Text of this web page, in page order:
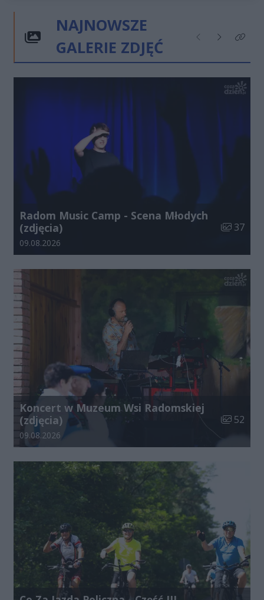
NAJNOWSZE
GALERIE ZDJĘĆ
Poprzednie
NastępneKliknij
Radom Music Camp - Scena Młodych
(zdjęcia)
Liczba
37
Data dodania galerii:
09.08.2026
Koncert w Muzeum Wsi Radomskiej
(zdjęcia)
Liczba
52
Data dodania galerii:
09.08.2026